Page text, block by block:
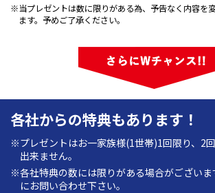
※当プレゼントは数に限りがある為、予告なく内容を
ます。予めご了承ください。
各社からの特典もあります！
※プレゼントはお一家族様(1世帯)1回限り、2
出来ません。
※各社特典の数には限りがある場合がございま
にお問い合わせ下さい。